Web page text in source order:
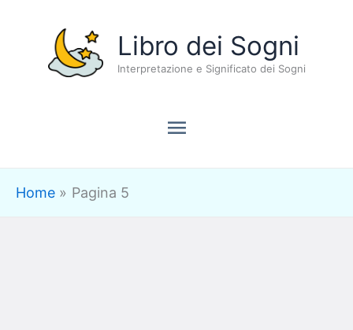
contenuto
Libro dei Sogni
Interpretazione e Significato dei Sogni
Menu
principale
Home Pagina 5